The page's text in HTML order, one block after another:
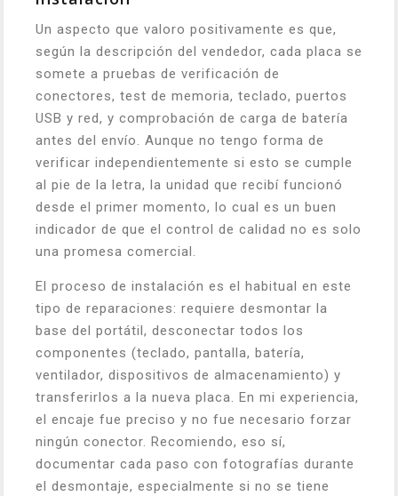
Un aspecto que valoro positivamente es que,
según la descripción del vendedor, cada placa se
somete a pruebas de verificación de
conectores, test de memoria, teclado, puertos
USB y red, y comprobación de carga de batería
antes del envío. Aunque no tengo forma de
verificar independientemente si esto se cumple
al pie de la letra, la unidad que recibí funcionó
desde el primer momento, lo cual es un buen
indicador de que el control de calidad no es solo
una promesa comercial.
El proceso de instalación es el habitual en este
tipo de reparaciones: requiere desmontar la
base del portátil, desconectar todos los
componentes (teclado, pantalla, batería,
ventilador, dispositivos de almacenamiento) y
transferirlos a la nueva placa. En mi experiencia,
el encaje fue preciso y no fue necesario forzar
ningún conector. Recomiendo, eso sí,
documentar cada paso con fotografías durante
el desmontaje, especialmente si no se tiene